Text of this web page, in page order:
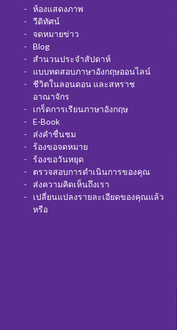
ห้องแสดงภาพ
วีดิทัศน์
จดหมายข่าว
Blog
สำนวนประจำสัปดาห์
แบบทดสอบภาษาอังกฤษออนไลน์
ชีวิตในลอนดอน และสหราช
อาณาจักร
เกร็ดการเรียนภาษาอังกฤษ
E-Book
ส่งคำชื่นชม
ร้องขอจดหมาย
ร้องขอวันหยุด
ตรวจสอบการดำเนินการของคุณ
ส่งความคิดเห็นถึงเรา
เปลี่ยนแปลงรายละเอียดของคุณแล้ว
หรือ